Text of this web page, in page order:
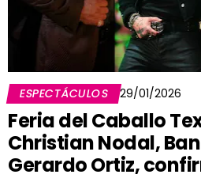
ESPECTÁCULOS 29/01/2026
Feria del Caballo
Christian Nodal,
Gerardo Ortiz,